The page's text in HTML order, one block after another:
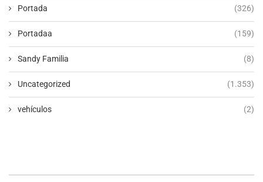
Portada (326)
Portadaa (159)
Sandy Familia (8)
Uncategorized (1.353)
vehículos (2)